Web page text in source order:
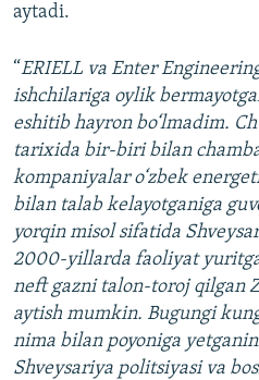
aytadi.
“ERIELL va Enter
ishchilariga oylik
eshitib hayron bo‘lmadim.
tarixida bir-biri bilan
kompaniyalar o‘zbek
bilan talab kelayotganiga
yorqin misol sifatida
2000-yillarda faoliyat
neft gazni talon-toroj qilgan
aytish mumkin. Bugungi
nima bilan poyoniga
Shveysariya politsiyasi va